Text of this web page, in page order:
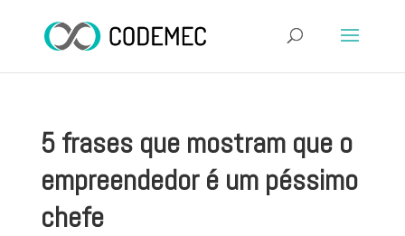
5 frases que mostram que o
empreendedor é um péssimo
chefe